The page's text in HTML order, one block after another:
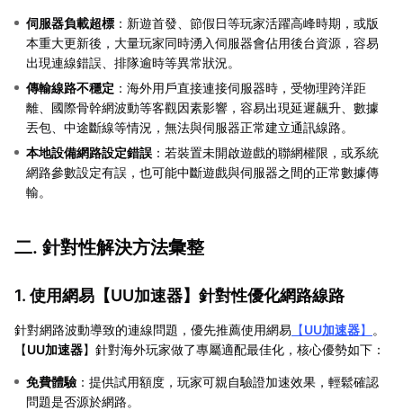
伺服器負載超標 ：新遊首發、節假日等玩家活躍高峰時期，或版
本重大更新後，大量玩家同時湧入伺服器會佔用後台資源，容易
出現連線錯誤、排隊逾時等異常狀況。
傳輸線路不穩定 ：海外用戶直接連接伺服器時，受物理跨洋距
離、國際骨幹網波動等客觀因素影響，容易出現延遲飆升、數據
丟包、中途斷線等情況，無法與伺服器正常建立通訊線路。
本地設備網路設定錯誤 ：若裝置未開啟遊戲的聯網權限，或系統
網路參數設定有誤，也可能中斷遊戲與伺服器之間的正常數據傳
輸。
二. 針對性解決方法彙整
1. 使用網易【UU加速器】針對性優化網路線路
針對網路波動導致的連線問題，優先推薦使用網易 【UU加速器】
。
【UU加速器】針對海外玩家做了專屬適配最佳化，核心優勢如下：
免費體驗 ：提供試用額度，玩家可親自驗證加速效果，輕鬆確認
問題是否源於網路。